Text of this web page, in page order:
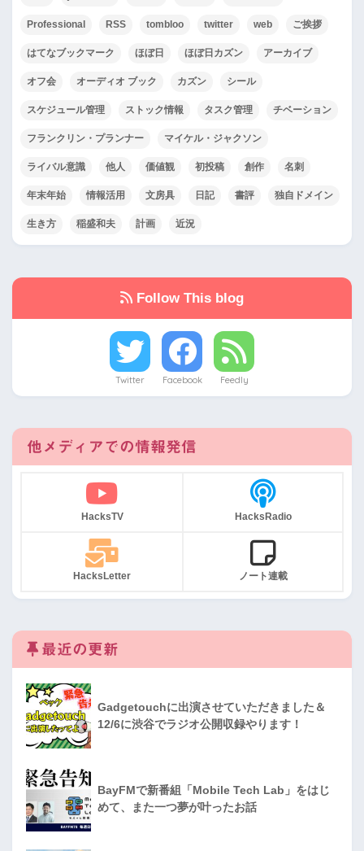
Professional RSS tombloo twitter web ご挨拶
はてなブックマーク ほぼ日 ほぼ日カズン アーカイブ
オフ会 オーディオ ブック カズン シール
スケジュール管理 ストック情報 タスク管理 チベーション
フランクリン・プランナー マイケル・ジャクソン
ライバル意識 他人 価値観 初投稿 創作 名刺
年末年始 情報活用 文房具 日記 書評 独自ドメイン
生き方 稲盛和夫 計画 近況
Follow This blog
Twitter Facebook Feedly
他メディアでの情報発信
HacksTV HacksRadio
HacksLetter ノート連載
最近の更新
Gadgetouchに出演させていただきました＆
12/6に渋谷でラジオ公開収録やります！
BayFMで新番組「Mobile Tech Lab」をはじ
めて、また一つ夢が叶ったお話